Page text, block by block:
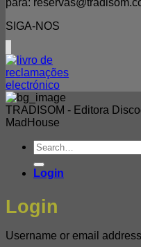
para:
SIGA-NOS
TRADISOM - Editora
MadHouse
Search
for:
Login
Login
Username or email address